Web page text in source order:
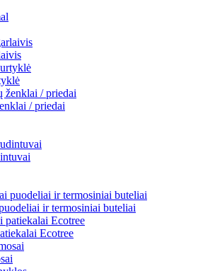
/ priedai
ir termosiniai buteliai
Ecotree